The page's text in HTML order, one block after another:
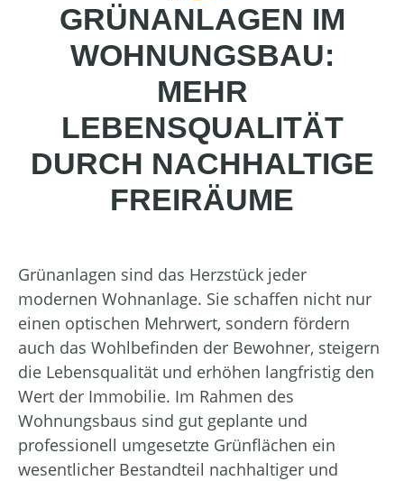
GRÜNANLAGEN IM
WOHNUNGSBAU:
MEHR
LEBENSQUALITÄT
DURCH NACHHALTIGE
FREIRÄUME
Grünanlagen sind das Herzstück jeder
modernen Wohnanlage. Sie schaffen nicht nur
einen optischen Mehrwert, sondern fördern
auch das Wohlbefinden der Bewohner, steigern
die Lebensqualität und erhöhen langfristig den
Wert der Immobilie. Im Rahmen des
Wohnungsbaus sind gut geplante und
professionell umgesetzte Grünflächen ein
wesentlicher Bestandteil nachhaltiger und